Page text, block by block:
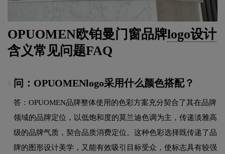
OPUOMEN欧铂曼门窗品牌logo设计
含义常见问题FAQ
问：OPUOMENlogo采用什么颜色搭配？
答：OPUOMEN品牌整体使用的色彩方案充分契合了其在品牌
领域的品牌定位，以低饱和度的莫兰迪色调为主，传递淡雅高
级的品牌气质，契合品质消费定位。这种色彩选择既传递了品
牌的图形设计美学，又能有效吸引目标受众，使标志具有较强